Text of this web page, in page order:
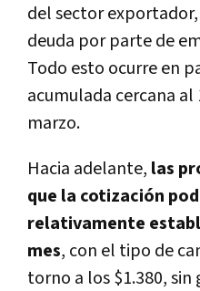
del sector
deuda por parte de
Todo esto ocurre en
acumulada cercana
marzo.
Hacia adelante, las
que la cotización
relativamente
mes, con el tipo de
torno a los $1.380,